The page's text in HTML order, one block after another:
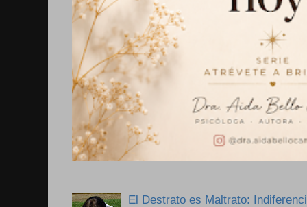
El Destrato es Maltrato: